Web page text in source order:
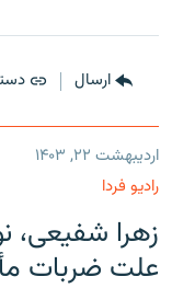
ارسال
اردیبهشت ۲۲, ۱۴۰۳
رادیو فردا
زهرا شفیعی،
علت ضربات